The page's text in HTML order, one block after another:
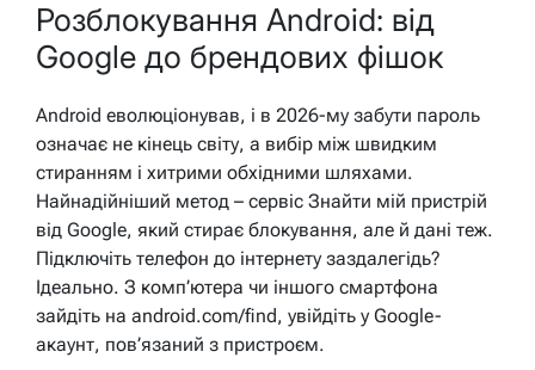
Розблокування Android: від
Google до брендових фішок
Android еволюціонував, і в 2026-му забути пароль
означає не кінець світу, а вибір між швидким
стиранням і хитрими обхідними шляхами.
Найнадійніший метод – сервіс Знайти мій пристрій
від Google, який стирає блокування, але й дані теж.
Підключіть телефон до інтернету заздалегідь?
Ідеально. З комп’ютера чи іншого смартфона
зайдіть на android.com/find, увійдіть у Google-
акаунт, пов’язаний з пристроєм.